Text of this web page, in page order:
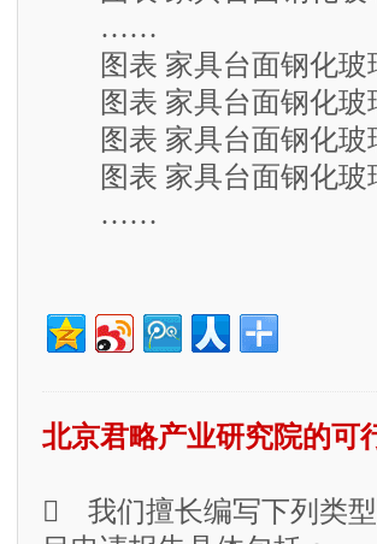
……
图表 家具台面钢化玻
图表 家具台面钢化玻
图表 家具台面钢化玻
图表 家具台面钢化玻
……
北京君略产业研究院的可
 我们擅长编写下列类